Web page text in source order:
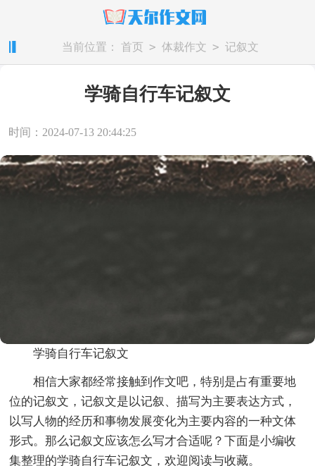
当前位置： 首页 > 体裁作文 > 记叙文
学骑自行车记叙文
时间：2024-07-13 20:44:25
学骑自行车记叙文
相信大家都经常接触到作文吧，特别是占有重要地
位的记叙文，记叙文是以记叙、描写为主要表达方式，
以写人物的经历和事物发展变化为主要内容的一种文体
形式。那么记叙文应该怎么写才合适呢？下面是小编收
集整理的学骑自行车记叙文，欢迎阅读与收藏。